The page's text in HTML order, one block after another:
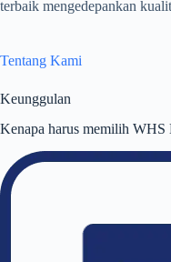
terbaik mengedepankan
Tentang Kami
Keunggulan
Kenapa harus memilih WHS